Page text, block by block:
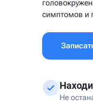
симптомов и
Не